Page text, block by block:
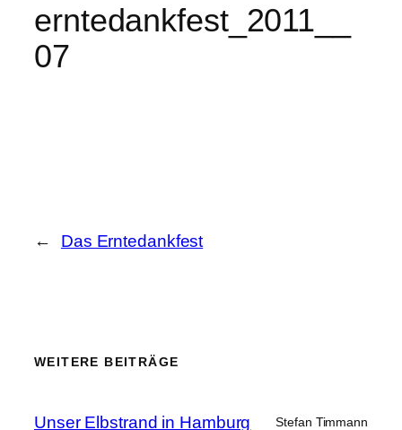
erntedankfest_2011__
07
← Das Erntedankfest
WEITERE BEITRÄGE
Unser Elbstrand in Hamburg Stefan Timmann